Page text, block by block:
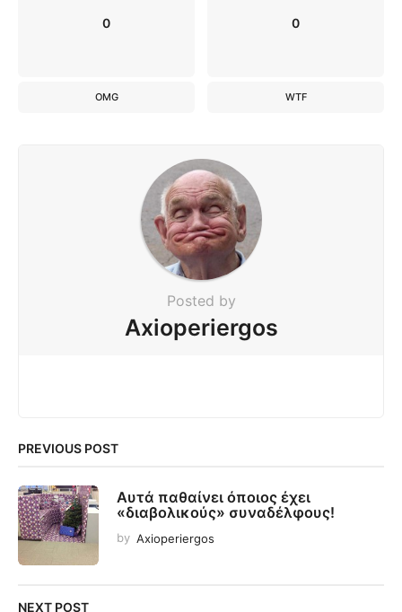
0
OMG
0
WTF
Posted by
Axioperiergos
PREVIOUS POST
Αυτά παθαίνει όποιος έχει
«διαβολικούς» συναδέλφους!
by Axioperiergos
NEXT POST